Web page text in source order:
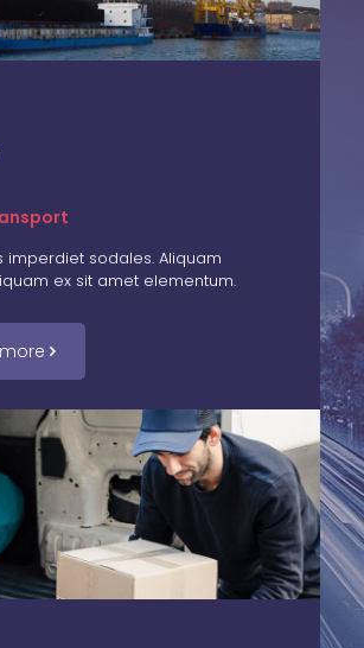
imperdiet sodales. Aliquam
ex sit amet elementum.